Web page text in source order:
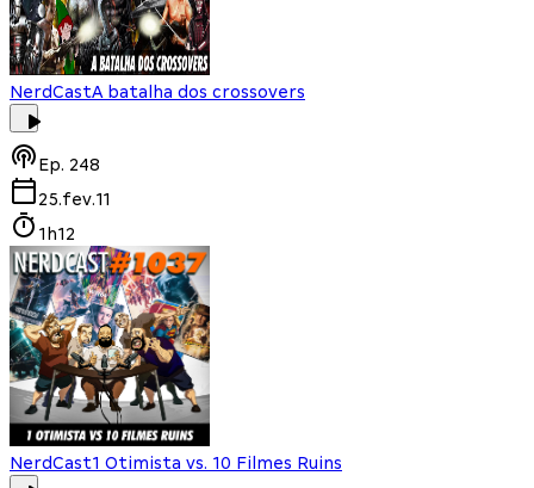
NerdCastA batalha dos crossovers
Ep. 248
25.fev.11
1h12
NerdCast1 Otimista vs. 10 Filmes Ruins